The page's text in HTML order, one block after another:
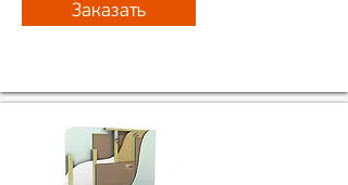
Заказать